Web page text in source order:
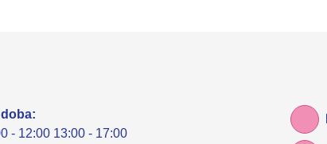
- 12:00 13:00 - 17:00